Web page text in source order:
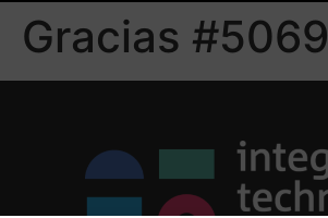
Gracias #5069